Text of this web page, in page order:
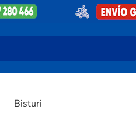
Bisturi